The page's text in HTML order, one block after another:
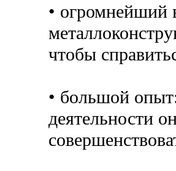
• огромнейший
чтобы
• большой
деятельности